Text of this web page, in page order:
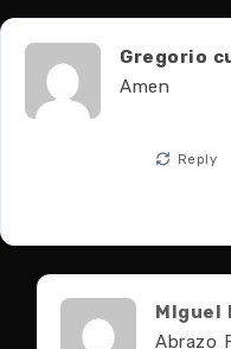
Gregorio
Amen
Reply
MIguel
Abrazo